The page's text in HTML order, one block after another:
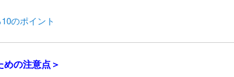
のポイント
めの注意点＞